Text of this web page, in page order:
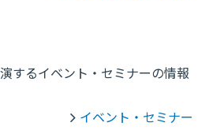
するイベント・セミナーの情報
イベント・セミナー